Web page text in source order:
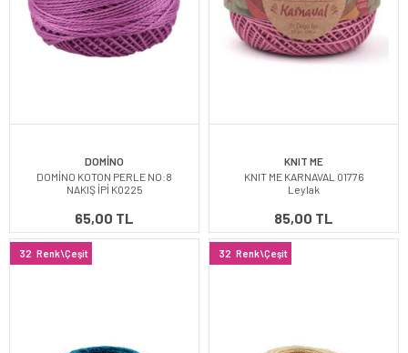
DOMİNO
DOMİNO KOTON PERLE NO:8
NAKIŞ İPİ K0225
65,00 TL
KNIT ME
KNIT ME KARNAVAL 01776
Leylak
85,00 TL
32 Renk\Çeşit 32 Renk\Çeşit